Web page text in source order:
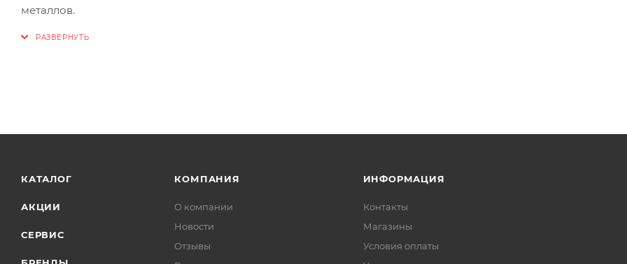
металлов.
КАТАЛОГ
АКЦИИ
СЕРВИС
КОМПАНИЯ
О компании
Новости
Отзывы
ИНФОРМАЦИЯ
Контакты
Магазины
Условия оплаты